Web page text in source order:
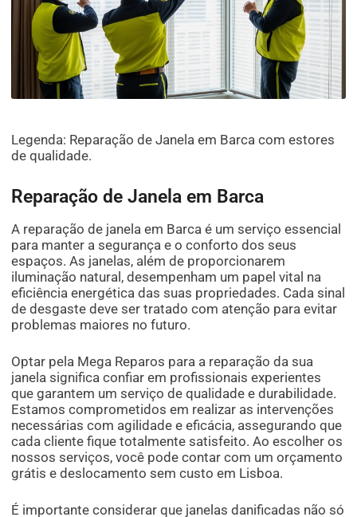
Legenda: Reparação de Janela em Barca com estores
de qualidade.
Reparação de Janela em Barca
A reparação de janela em Barca é um serviço essencial
para manter a segurança e o conforto dos seus
espaços. As janelas, além de proporcionarem
iluminação natural, desempenham um papel vital na
eficiência energética das suas propriedades. Cada sinal
de desgaste deve ser tratado com atenção para evitar
problemas maiores no futuro.
Optar pela Mega Reparos para a reparação da sua
janela significa confiar em profissionais experientes
que garantem um serviço de qualidade e durabilidade.
Estamos comprometidos em realizar as intervenções
necessárias com agilidade e eficácia, assegurando que
cada cliente fique totalmente satisfeito. Ao escolher os
nossos serviços, você pode contar com um orçamento
grátis e deslocamento sem custo em Lisboa.
É importante considerar que janelas danificadas não só